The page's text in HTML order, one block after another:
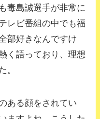
毒島誠選手が非常に
レビ番組の中でも福
部好きなんですけ
く語っており、理想
。
ある顔をされてい